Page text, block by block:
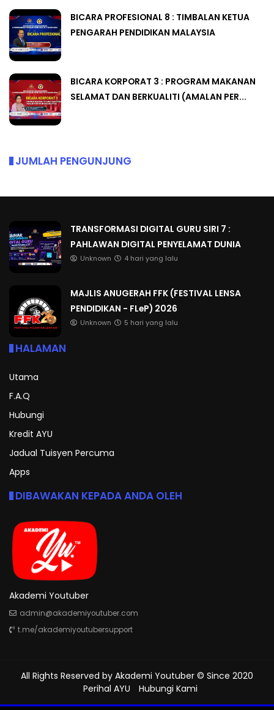
BICARA PROFESIONAL 8 : TIMBALAN KETUA
PENGARAH PENDIDIKAN MALAYSIA
BICARA KORPORAT 3 : PROGRAM MAKANAN
SELAMAT DAN BERKUALITI (AMALAN PER...
JUMLAH PENGUNJUNG
TRANSFORMASI DIGITAL GURU SIRI 7 :
PAHLAWAN DIGITAL PENYELAMAT DUNIA
Unknown 4 hari yang lalu
MAJLIS ANUGERAH FFK (FESTIVAL LENSA
PENDIDIKAN - FLeP) 2026
Unknown 5 hari yang lalu
HALAMAN
Utama
F.A.Q
Hubungi
Kredit AYU
Jadual Tuisyen Percuma
Apps
DIBAWAKAN KEPADA ANDA OLEH
Akademi Youtuber
admin@akademiyoutuber.com
t.me/akademiyoutubersupport
All Rights Reserved by Akademi Youtuber © Since 2020
Perihal AYU
Hubungi Kami